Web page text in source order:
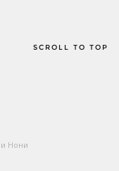
SCROLL TO TOP
Нони